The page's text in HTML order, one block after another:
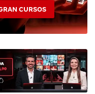
CURSOS